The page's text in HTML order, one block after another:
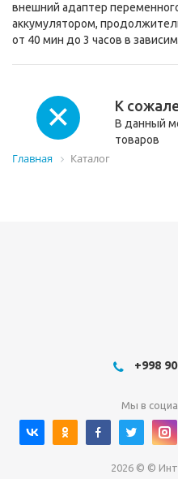
внешний адаптер
аккумулятором,
от 40 мин до 3 часов в
К
В данный
товаров
Главная Каталог
+998
Мы в
2026 © ©